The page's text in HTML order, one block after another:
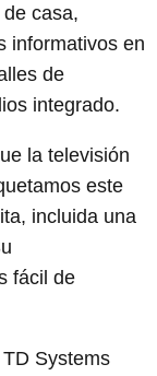
casa,
informativos en
de
integrado.
la televisión
este
incluida una
fácil de
Systems